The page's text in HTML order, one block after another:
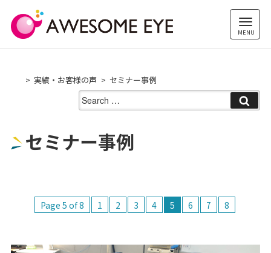
content
実績・お客様の声 セミナー事例
Search
for:
セミナー事例
Page 5 of 8 1 2 3 4 5 6 7 8